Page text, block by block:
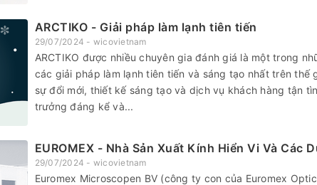
ARCTIKO - Giải pháp làm lạnh tiên tiến
29/07/2024 - wicovietnam
ARCTIKO được nhiều chuyên gia đánh giá là một trong
các giải pháp làm lạnh tiên tiến và sáng tạo nhất trên thế
sự đổi mới, thiết kế sáng tạo và dịch vụ khách hàng tận
trưởng đáng kể và...
EUROMEX - Nhà Sản Xuất Kính Hiển Vi Và Các
29/07/2024 - wicovietnam
Euromex Microscopen BV (công ty con của Euromex